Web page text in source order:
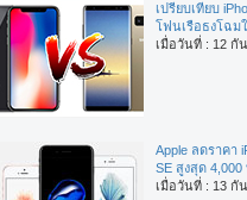
เปรียบเทียบ
โฟนเรือธงโฉม
เมื่อวันที่ : 12 กั
Apple ลดราคา
SE สูงสุด
เมื่อวันที่ : 13 กั